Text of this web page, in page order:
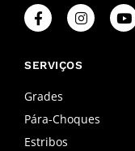
F
a
c
b
o
k
-
f
I
n
s
a
m
Y
o
u
SERVIÇOS
Grades
Pára-Choques
Estribos